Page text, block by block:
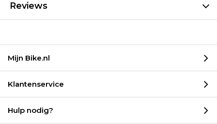
Reviews
Mijn Bike.nl
Klantenservice
Hulp nodig?